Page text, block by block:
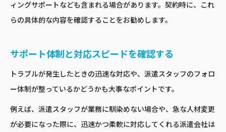
ィングサポートなども含まれる場合があります。契約時に、これ
らの具体的な内容を確認することをお勧めします。
サポート体制と対応スピードを確認する
トラブルが発生したときの迅速な対応や、派遣スタッフのフォロ
ー体制が整っているかどうかも大事なポイントです。
例えば、派遣スタッフが業務に馴染めない場合や、急な人材変更
が必要になった際に、迅速かつ柔軟に対応してくれる派遣会社は